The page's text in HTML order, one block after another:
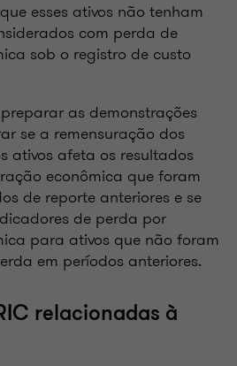
esses ativos não tenham
com perda de
sob o registro de custo
as demonstrações
se a remensuração dos
ativos afeta os resultados
econômica que foram
de reporte anteriores e se
de perda por
para ativos que não foram
em períodos anteriores.
relacionadas à